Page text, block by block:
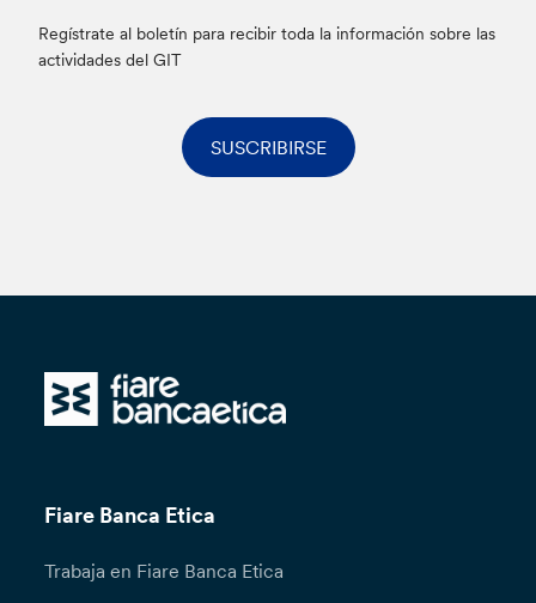
Regístrate al boletín para recibir toda la información sobre las
actividades del GIT
SUSCRIBIRSE
Fiare Banca Etica
Trabaja en Fiare Banca Etica